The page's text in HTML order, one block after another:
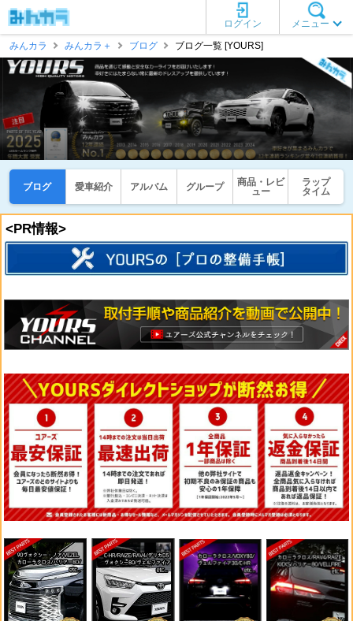
メニュー
ログイン
みんカラ
みんカラ＋ ブログ ブログ一覧 [YOURS]
ブログ 愛車紹介 アルバム グループ
商品・レビ
ュー
ラップ
タイム
<PR情報>